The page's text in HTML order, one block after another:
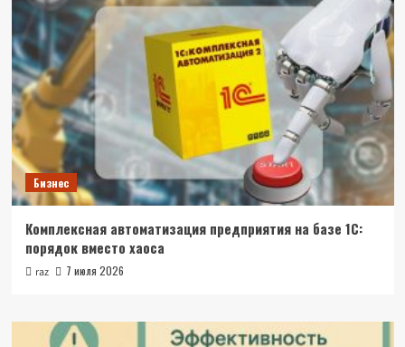
Бизнес
Комплексная автоматизация предприятия на базе 1С:
порядок вместо хаоса
raz 7 июля 2026